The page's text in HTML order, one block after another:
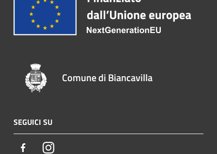
Comune di Biancavilla
SEGUICI SU
FacebookInstagram